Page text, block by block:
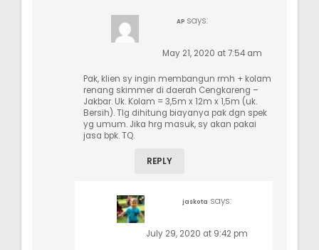
AP says:
May 21, 2020 at 7:54 am
Pak, klien sy ingin membangun rmh + kolam
renang skimmer di daerah Cengkareng –
Jakbar. Uk. Kolam = 3,5m x 12m x 1,5m (uk.
Bersih). Tlg dihitung biayanya pak dgn spek
yg umum. Jika hrg masuk, sy akan pakai
jasa bpk. TQ.
REPLY
jaskota says:
July 29, 2020 at 9:42 pm